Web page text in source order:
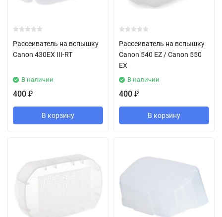
Рассеиватель на вспышку
Canon 430EX III-RT
В наличии
400 ₽
В корзину
Рассеиватель на вспышку
Canon 540 EZ / Canon 550
EX
В наличии
400 ₽
В корзину